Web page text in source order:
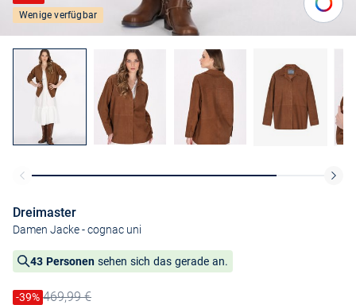
Wenige verfügbar
Dreimaster
Damen Jacke- cognac uni
43 Personen sehen sich das gerade an.
Preis reduziert um
-39% 469,99 €